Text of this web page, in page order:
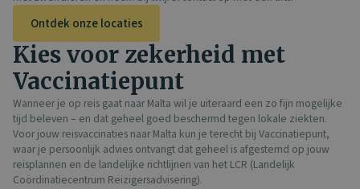
Ontdek onze locaties
Kies voor zekerheid met
Vaccinatiepunt
Wanneer je op reis gaat naar Malta wil je uiteraard een zo fijn mogelijke
tijd beleven – en dat geheel goed beschermd tegen lokale ziekten.
Voor jouw reisvaccinaties naar Malta kun je terecht bij Vaccinatiepunt,
waar je persoonlijk advies ontvangt dat geheel is afgestemd op jouw
reisplannen en de landelijke richtlijnen van het LCR (Landelijk
Coördinatiecentrum Reizigersadvisering).